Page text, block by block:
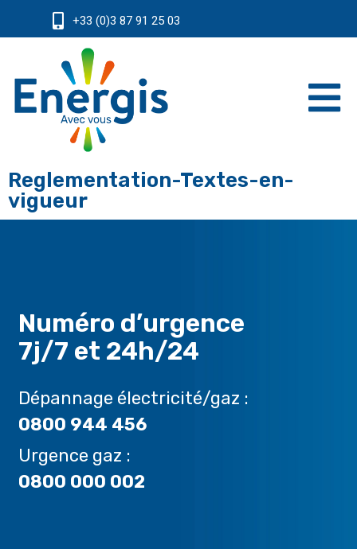
+33 (0)3 87 91 25 03
Reglementation-Textes-en-
vigueur
Numéro d’urgence
7j/7 et 24h/24
Dépannage électricité/gaz :
0800 944 456
Urgence gaz :
0800 000 002